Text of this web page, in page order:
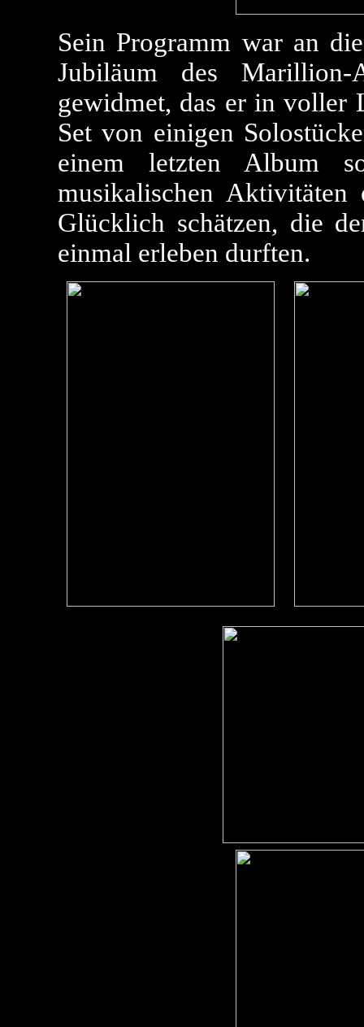
Sein Programm war an
Jubiläum des Marillion-
gewidmet, das er in voller
Set von einigen
einem letzten Album
musikalischen
Glücklich schätzen, die
einmal erleben durften.